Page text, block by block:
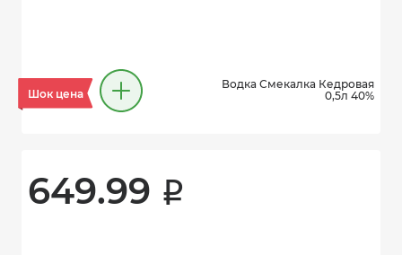
Шок цена
Водка Смекалка Кедровая
0,5л 40%
649.99 i